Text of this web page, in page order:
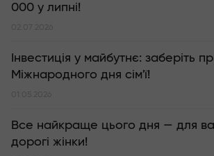
000 у липні!
02.07.2026
Інвестиція у майбутнє: заберіть
Міжнародного дня сім'ї!
01.05.2026
Все найкраще цього дня — для
дорогі жінки!